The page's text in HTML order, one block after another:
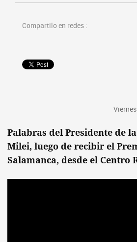
Compartilo en redes :
Palabras del Presidente de
Milei, luego de recibir el
Salamanca, desde el Centro